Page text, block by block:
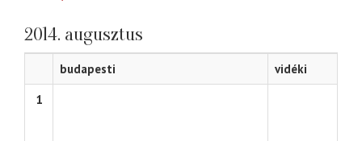
2014. augusztus
budapesti
vidéki
1